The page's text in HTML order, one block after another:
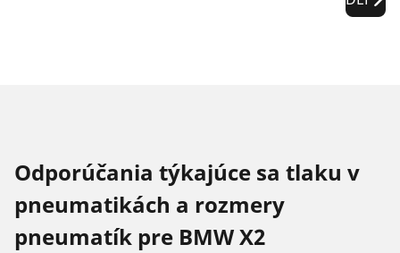
Odporúčania týkajúce sa tlaku v
pneumatikách a rozmery
pneumatík pre BMW X2